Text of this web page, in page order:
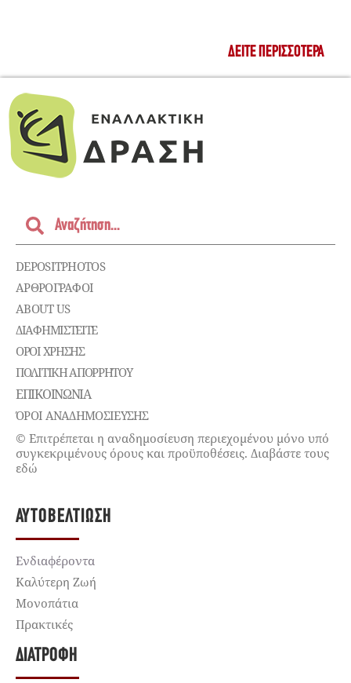
ΔΕΊΤΕ ΠΕΡΙΣΣΌΤΕΡΑ
DEPOSITPHOTOS
ΑΡΘΡΟΓΡΑΦΟΙ
ABOUT US
ΔΙΑΦΗΜΙΣΤΕΊΤΕ
ΌΡΟΙ ΧΡΉΣΗΣ
ΠΟΛΙΤΙΚΉ ΑΠΟΡΡΉΤΟΥ
ΕΠΙΚΟΙΝΩΝΊΑ
ΌΡΟΙ ΑΝΑΔΗΜΟΣΙΕΥΣΗΣ
© Επιτρέπεται η αναδημοσίευση περιεχομένου μόνο υπό
συγκεκριμένους όρους και προϋποθέσεις. Διαβάστε τους
εδώ
ΑΥΤΟΒΕΛΤΊΩΣΗ
Ενδιαφέροντα
Καλύτερη Ζωή
Μονοπάτια
Πρακτικές
ΔΙΑΤΡΟΦΉ